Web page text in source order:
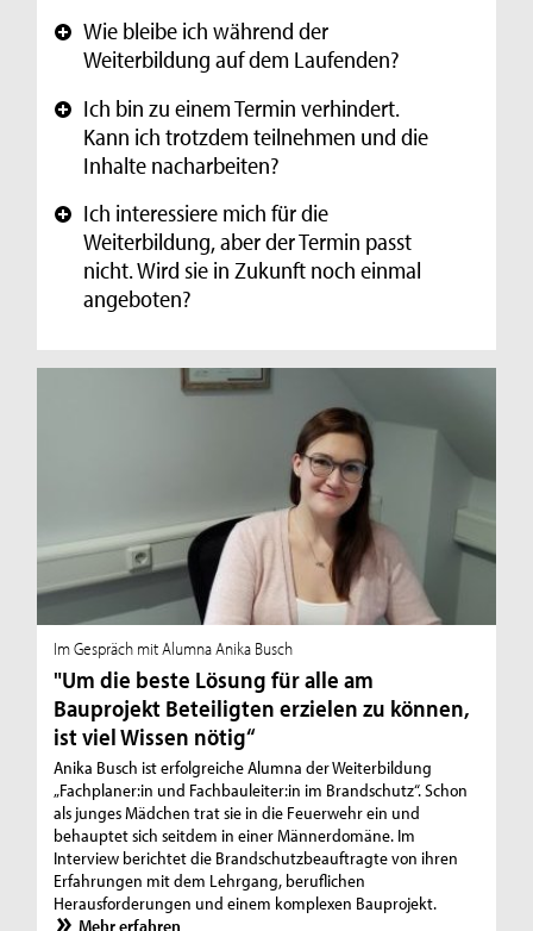
+ Wie bleibe ich während der
Weiterbildung auf dem Laufenden?
+ Ich bin zu einem Termin verhindert.
Kann ich trotzdem teilnehmen und die
Inhalte nacharbeiten?
+ Ich interessiere mich für die
Weiterbildung, aber der Termin passt
nicht. Wird sie in Zukunft noch einmal
angeboten?
Im Gespräch mit Alumna Anika Busch
"Um die beste Lösung für alle am
Bauprojekt Beteiligten erzielen zu können,
ist viel Wissen nötig“
Anika Busch ist erfolgreiche Alumna der Weiterbildung
„Fachplaner:in und Fachbauleiter:in im Brandschutz“. Schon
als junges Mädchen trat sie in die Feuerwehr ein und
behauptet sich seitdem in einer Männerdomäne. Im
Interview berichtet die Brandschutzbeauftragte von ihren
Erfahrungen mit dem Lehrgang, beruflichen
Herausforderungen und einem komplexen Bauprojekt.
Mehr erfahren